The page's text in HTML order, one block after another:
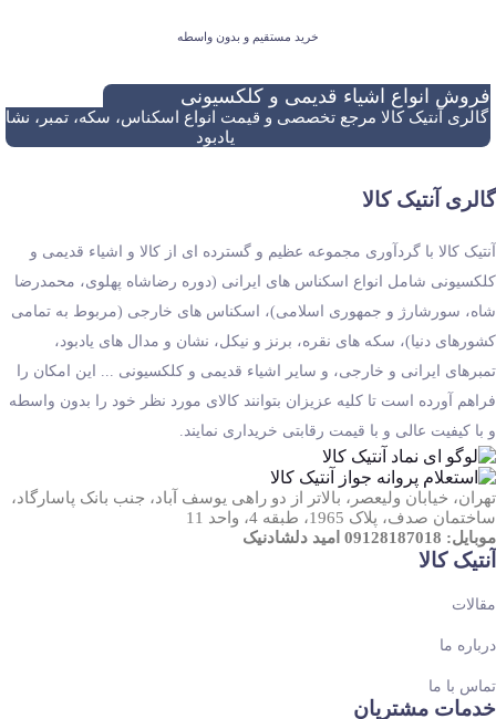
خرید مستقیم و بدون واسطه
فروش انواع اشیاء قدیمی و کلکسیونی
گالری آنتیک کالا مرجع تخصصی و قیمت انواع اسکناس، سکه، تمبر،
یادبود
گالری آنتیک کالا
آنتیک کالا با گردآوری مجموعه عظیم و گسترده ای از کالا و اشیاء قدیمی و
کلکسیونی شامل انواع اسکناس های ایرانی (دوره رضاشاه پهلوی، محمدرضا
شاه، سورشارژ و جمهوری اسلامی)، اسکناس های خارجی (مربوط به تمامی
کشورهای دنیا)، سکه های نقره، برنز و نیکل، نشان و مدال های یادبود،
تمبرهای ایرانی و خارجی، و سایر اشیاء قدیمی و کلکسیونی ... این امکان را
فراهم آورده است تا کلیه عزیزان بتوانند کالای مورد نظر خود را بدون واسطه
و با کیفیت عالی و با قیمت رقابتی خریداری نمایند.
تهران، خیابان ولیعصر، بالاتر از دو راهی یوسف آباد، جنب بانک پاسارگاد،
ساختمان صدف، پلاک 1965، طبقه 4، واحد 11
موبایل: 09128187018 امید دلشادنیک
آنتیک کالا
مقالات
درباره ما
تماس با ما
خدمات مشتریان